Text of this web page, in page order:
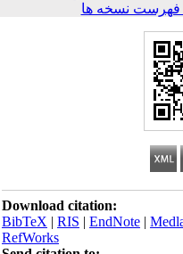
نسخه ها
Download citation:
BibTeX|RIS|EndNote|
RefWorks